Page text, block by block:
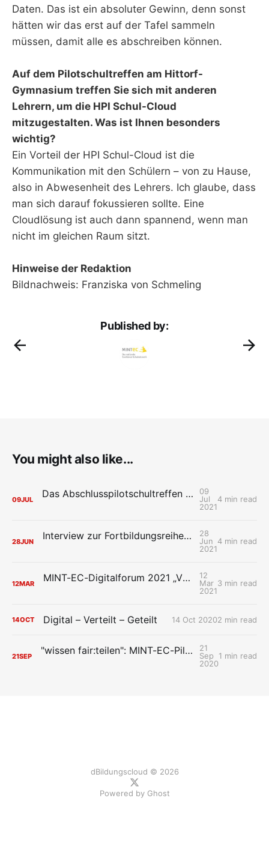
Daten. Das ist ein absoluter Gewinn, denn sonst
hätten wir das erst auf der Tafel sammeln
müssen, damit alle es abschreiben können.
Auf dem Pilotschultreffen am Hittorf-
Gymnasium treffen Sie sich mit anderen
Lehrern, um die HPI Schul-Cloud
mitzugestalten. Was ist Ihnen besonders
wichtig?
Ein Vorteil der HPI Schul-Cloud ist die
Kommunikation mit den Schülern – von zu Hause,
also in Abwesenheit des Lehrers. Ich glaube, dass
man sich darauf fokussieren sollte. Eine
Cloudlösung ist auch dann spannend, wenn man
nicht im gleichen Raum sitzt.
Hinweise der Redaktion
Bildnachweis: Franziska von Schmeling
Published by:
You might also like...
09JUL Das Abschlusspilotschultreffen der HPI Schul-Cloud: Wiedersehen macht Freude
09
Jul
2021
4 min read
28JUN Interview zur Fortbildungsreihe der HPI Schul-Cloud „Mit Design Thinking neue Ideen für die digitale Schule entwerfen“
28
Jun
2021
4 min read
12MAR MINT-EC-Digitalforum 2021 „VUCA – meine digitale Zukunft und Ich“
12
Mar
2021
3 min read
14OCT Digital – Verteilt – Geteilt 14 Oct 20202 min read
21SEP "wissen fair:teilen": MINT-EC-Pilotschulen treffen sich zum digitalen Austausch
21
Sep
2020
1 min read
dBildungscloud © 2026
Powered by Ghost